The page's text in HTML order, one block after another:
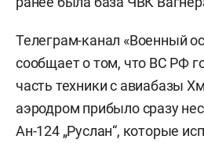
Телеграм-канал «Военный
сообщает о том, что ВС РФ
часть техники с авиабазы
аэродром прибыло сразу
Ан-124 „Руслан“, которые